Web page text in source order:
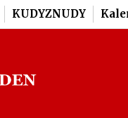
KUDYZNUDY